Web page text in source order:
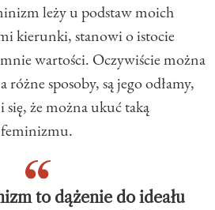
leży u podstaw moich
kierunki, stanowi o istocie
wartości. Oczywiście można
sposoby, są jego odłamy,
się, że można ukuć taką
to dążenie do ideału